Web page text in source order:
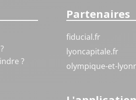
?
Partenaires
fiducial.fr
lyoncapitale.fr
olympique-et-